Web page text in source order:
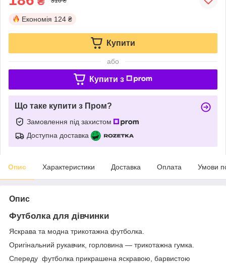
Економія 124 ₴
Купити
або
Купити з
Що таке купити з Пром?
Замовлення під захистом
Доступна доставка
Опис Характеристики Доставка Оплата Умови
Опис
Футболка для дівчинки
Яскрава та модна трикотажна футболка.
Оригінальний рукавчик, горловина — трикотажна гумка.
Спереду футболка прикрашена яскравою, барвистою